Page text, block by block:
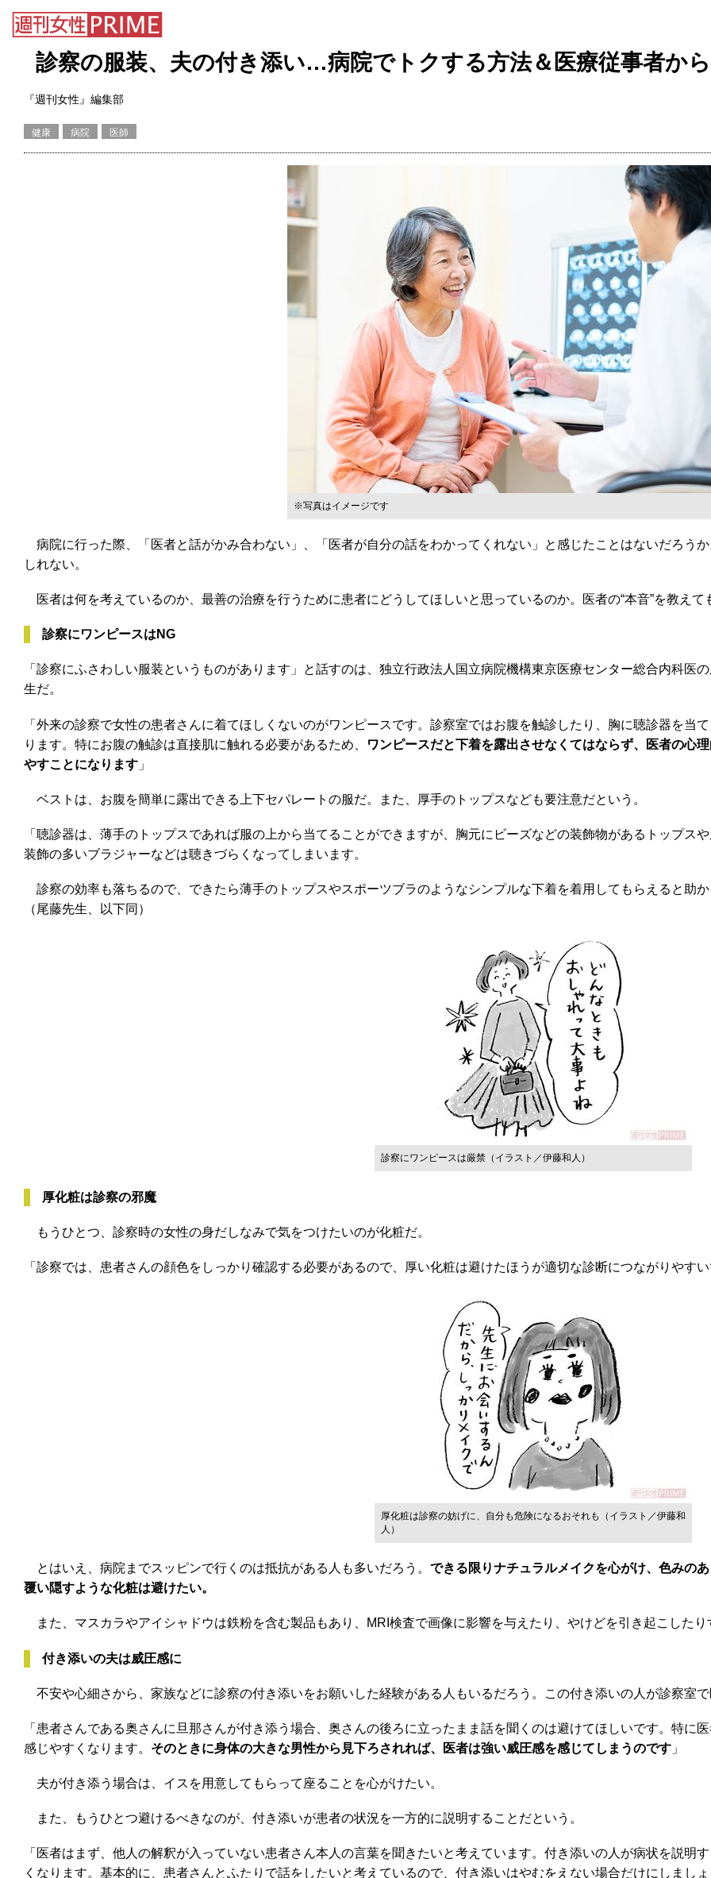
診察の服装、夫の付き添い…病院でトクする方法＆医療従事者か
『週刊女性』編集部
健康 病院 医師
※写真はイメージです
病院に行った際、「医者と話がかみ合わない」、「医者が自分の話をわかってくれない」と感じたことはないだろう
しれない。
医者は何を考えているのか、最善の治療を行うために患者にどうしてほしいと思っているのか。医者の“本音”を教えて
診察にワンピースはNG
「診察にふさわしい服装というものがあります」と話すのは、独立行政法人国立病院機構東京医療センター総合内科医
生だ。
「外来の診察で女性の患者さんに着てほしくないのがワンピースです。診察室ではお腹を触診したり、胸に聴診器を当
ります。特にお腹の触診は直接肌に触れる必要があるため、
ワンピースだと下着を露出させなくてはならず、医者の心
やすことになります 」
ベストは、お腹を簡単に露出できる上下セパレートの服だ。また、厚手のトップスなども要注意だという。
「聴診器は、薄手のトップスであれば服の上から当てることができますが、胸元にビーズなどの装飾物があるトップス
装飾の多いブラジャーなどは聴きづらくなってしまいます。
診察の効率も落ちるので、できたら薄手のトップスやスポーツブラのようなシンプルな下着を着用してもらえると助
（尾藤先生、以下同）
診察にワンピースは厳禁（イラスト／伊藤和人）
厚化粧は診察の邪魔
もうひとつ、診察時の女性の身だしなみで気をつけたいのが化粧だ。
「診察では、患者さんの顔色をしっかり確認する必要があるので、厚い化粧は避けたほうが適切な診断につながりやす
厚化粧は診察の妨げに、自分も危険になるおそれも（イラスト／伊藤和
人）
とはいえ、病院までスッピンで行くのは抵抗がある人も多いだろう。 できる限りナチュラルメイクを心がけ、色みの
覆い隠すような化粧は避けたい。
また、マスカラやアイシャドウは鉄粉を含む製品もあり、MRI検査で画像に影響を与えたり、やけどを引き起こした
付き添いの夫は威圧感に
不安や心細さから、家族などに診察の付き添いをお願いした経験がある人もいるだろう。この付き添いの人が診察室
「患者さんである奥さんに旦那さんが付き添う場合、奥さんの後ろに立ったまま話を聞くのは避けてほしいです。特に
感じやすくなります。 そのときに身体の大きな男性から見下ろされれば、医者は強い威圧感を感じてしまうのです 」
夫が付き添う場合は、イスを用意してもらって座ることを心がけたい。
また、もうひとつ避けるべきなのが、付き添いが患者の状況を一方的に説明することだという。
「医者はまず、他人の解釈が入っていない患者さん本人の言葉を聞きたいと考えています。付き添いの人が病状を説明
くなります。基本的に、患者さんとふたりで話をしたいと考えているので、付き添いはやむをえない場合だけにしまし